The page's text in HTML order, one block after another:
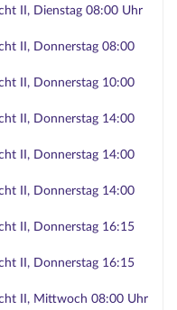
II, Dienstag 08:00 Uhr
II, Donnerstag 08:00
II, Donnerstag 10:00
II, Donnerstag 14:00
II, Donnerstag 14:00
II, Donnerstag 14:00
II, Donnerstag 16:15
II, Donnerstag 16:15
II, Mittwoch 08:00 Uhr